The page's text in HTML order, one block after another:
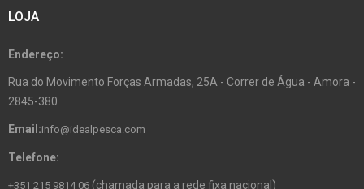
LOJA
Endereço:
Rua do Movimento Forças Armadas, 25A - Correr de Água - Amora -
2845-380
Email:info@idealpesca.com
Telefone:
+351 215 9814 06 (chamada para a rede fixa nacional)